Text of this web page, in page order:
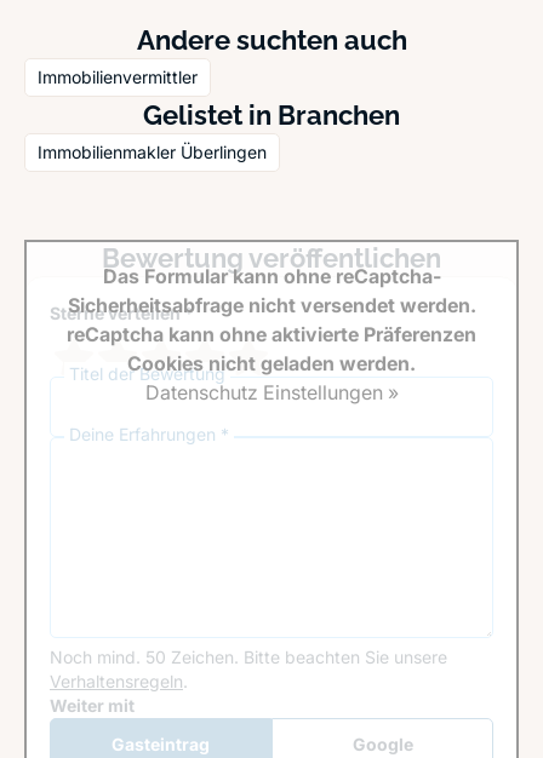
Andere suchten auch
Immobilienvermittler
Gelistet in Branchen
Immobilienmakler Überlingen
Bewertung veröffentlichen
Sterne verteilen *
Titel der Bewertung
Deine Erfahrungen *
Noch mind. 50 Zeichen. Bitte beachten Sie unsere
Verhaltensregeln.
Google Recaptcha
Weiter mit
Gasteintrag
Google
Das Formular kann ohne reCaptcha-
Sicherheitsabfrage nicht versendet werden.
reCaptcha kann ohne aktivierte Präferenzen
Cookies nicht geladen werden.
Datenschutz Einstellungen »